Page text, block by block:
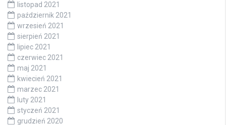
listopad 2021
październik 2021
wrzesień 2021
sierpień 2021
lipiec 2021
czerwiec 2021
maj 2021
kwiecień 2021
marzec 2021
luty 2021
styczeń 2021
grudzień 2020